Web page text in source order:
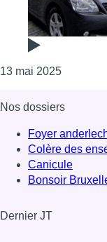
13 mai 2025
Nos dossiers
Foyer
Colère des
Canicule
Bonsoir
Dernier JT